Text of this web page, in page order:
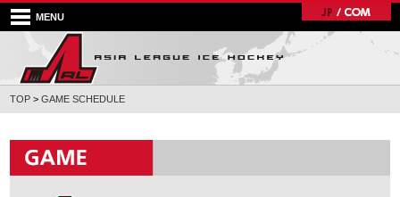
MENU
TOP >GAME SCHEDULE